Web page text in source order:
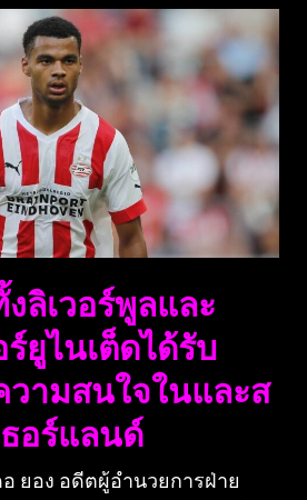
ลิเวอร์พูลและ
ยูไนเต็ดได้รับ
วามสนใจในและส
อร์แลนด์
ยอง อดีตผู้อํานวยการฝ่าย